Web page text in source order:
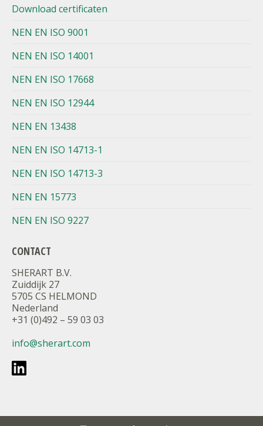
Download certificaten
NEN EN ISO 9001
NEN EN ISO 14001
NEN EN ISO 17668
NEN EN ISO 12944
NEN EN 13438
NEN EN ISO 14713-1
NEN EN ISO 14713-3
NEN EN 15773
NEN EN ISO 9227
CONTACT
SHERART B.V.
Zuiddijk 27
5705 CS HELMOND
Nederland
+31 (0)492 – 59 03 03
info@sherart.com